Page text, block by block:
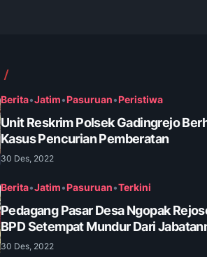
Berita•Jatim•Pasuruan•Peristiwa
Unit Reskrim Polsek Gadingrejo
Kasus Pencurian Pemberatan
30 Des, 2022
Berita•Jatim•Pasuruan•Terkini
Pedagang Pasar Desa Ngopak
BPD Setempat Mundur Dari
30 Des, 2022